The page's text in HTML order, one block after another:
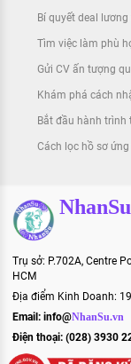
Bí quyết deal
Tìm việc làm phù
Gửi CV ấn tượng
Khám phá cách
Bắt đầu hành trình
Cách lọc hồ sơ
Trụ sở: P.702A, Centre
HCM
Địa điểm Kinh Doanh:
Email: info@NhanSu.vn
Điện thoại: (028) 3930